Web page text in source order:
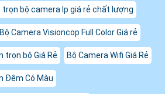
trọn bộ camera Ip giá rẻ chất lượng
Camera Visioncop Full Color Giá rẻ
trọn bộ Giá Rẻ Bộ Camera Wifi Giá Rẻ
Đêm Có Màu